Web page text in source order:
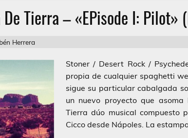
De Tierra – «EPisode I: Pilot»
Herrera
Stoner / Desert Rock /
propia de cualquier spaghetti
sigue su particular cabalgada
un nuevo proyecto que
Tierra dúo musical compuesto
Cicco desde Nápoles. La